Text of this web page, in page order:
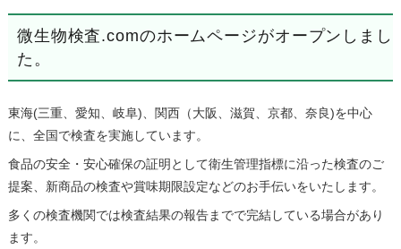
微生物検査.comのホームページがオープンしまし
た。
東海(三重、愛知、岐阜)、関西（大阪、滋賀、京都、奈良)を中心
に、全国で検査を実施しています。
食品の安全・安心確保の証明として衛生管理指標に沿った検査のご
提案、新商品の検査や賞味期限設定などのお手伝いをいたします。
多くの検査機関では検査結果の報告までで完結している場合があり
ます。